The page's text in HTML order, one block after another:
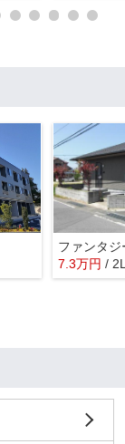
ファンタジ
7.3万円 /